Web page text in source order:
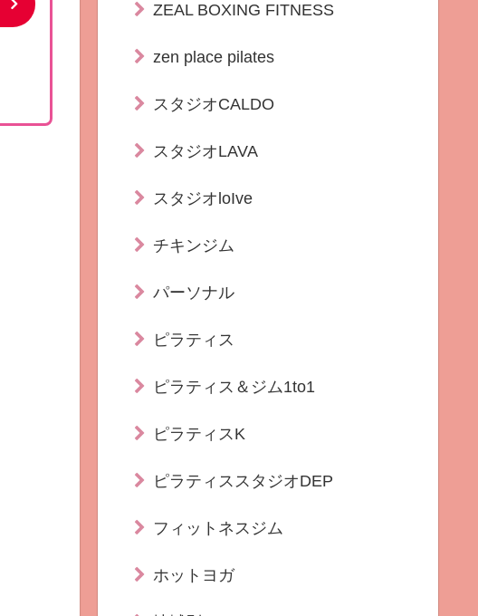
ZEAL BOXING FITNESS
zen place pilates
スタジオCALDO
スタジオLAVA
スタジオloIve
チキンジム
パーソナル
ピラティス
ピラティス＆ジム1to1
ピラティスK
ピラティススタジオDEP
フィットネスジム
ホットヨガ